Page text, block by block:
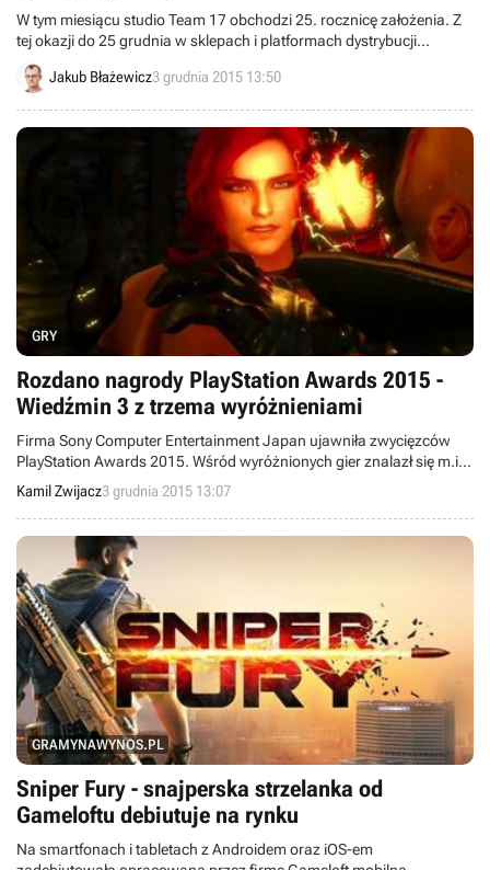
W tym miesiącu studio Team 17 obchodzi 25. rocznicę założenia. Z
tej okazji do 25 grudnia w sklepach i platformach dystrybucji
cyfrowej będą pojawiać się promocje na tytuły tego studia, a sami
twórcy pochwalili się 70 milionami sprzedanych kopii gier z serii
Jakub Błażewicz3 grudnia 2015 13:50
GRY
Rozdano nagrody PlayStation Awards 2015 -
Wiedźmin 3 z trzema wyróżnieniami
Firma Sony Computer Entertainment Japan ujawniła zwycięzców
PlayStation Awards 2015. Wśród wyróżnionych gier znalazł się m.in.
polski Wiedźmin 3: Dziki Gon, który zdobył dwie nagrody
publiczności oraz Asia Special Award.
Kamil Zwijacz3 grudnia 2015 13:07
GRAMYNAWYNOS.PL
Sniper Fury - snajperska strzelanka od
Gameloftu debiutuje na rynku
Na smartfonach i tabletach z Androidem oraz iOS-em